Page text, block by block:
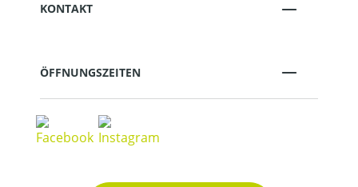
KONTAKT
ÖFFNUNGSZEITEN